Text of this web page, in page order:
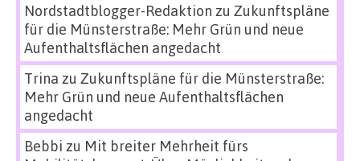
Nordstadtblogger-Redaktion zu Zukunftspläne
für die Münsterstraße: Mehr Grün und neue
Aufenthaltsflächen angedacht
Trina zu Zukunftspläne für die Münsterstraße:
Mehr Grün und neue Aufenthaltsflächen
angedacht
Bebbi zu Mit breiter Mehrheit fürs